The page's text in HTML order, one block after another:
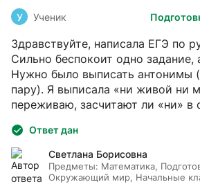
У Ученик
Здравствуйте, написала ЕГЭ по
Сильно беспокоит одно задание,
Нужно было выписать антонимы
пару). Я выписала «ни живой ни
переживаю, засчитают ли «ни» в
Ответ дан
Светлана Борисовна
Предметы: Математика,
Окружающий мир, Начальные